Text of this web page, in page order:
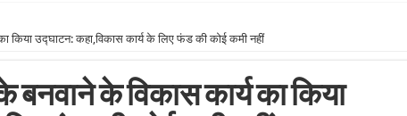
किया उद्घाटन: कहा,विकास कार्य के लिए फंड की कोई कमी नहीं
के विकास कार्य का किया